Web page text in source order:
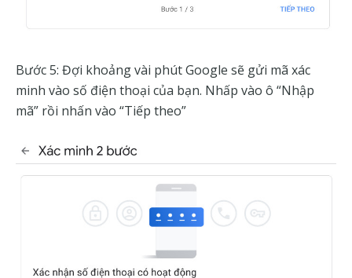
Bước 5: Đợi khoảng vài phút Google sẽ gửi mã xác
minh vào số điện thoại của bạn. Nhấp vào ô “Nhập
mã” rồi nhấn vào “Tiếp theo”